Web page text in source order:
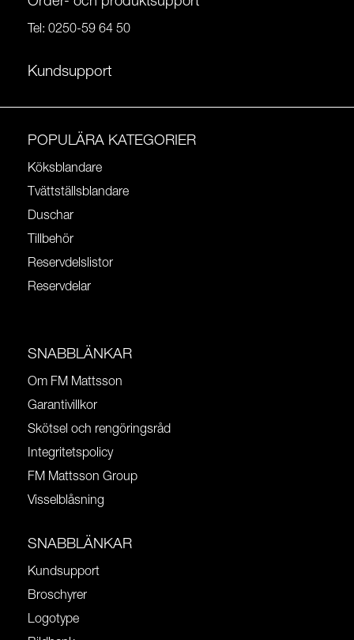
Tel: 0250-59 64 50
Kundsupport
POPULÄRA KATEGORIER
Köksblandare
Tvättställsblandare
Duschar
Tillbehör
Reservdelslistor
Reservdelar
SNABBLÄNKAR
Om FM Mattsson
Garantivillkor
Skötsel och rengöringsråd
Integritetspolicy
FM Mattsson Group
Visselblåsning
SNABBLÄNKAR
Kundsupport
Broschyrer
Logotype